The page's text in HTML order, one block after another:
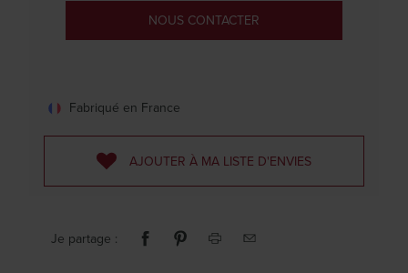
NOUS CONTACTER
Fabriqué en France
AJOUTER À MA LISTE D'ENVIES
Je partage :